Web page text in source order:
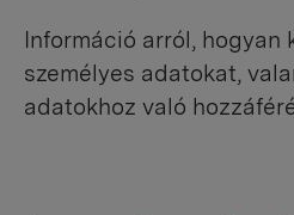
Információ arról, hogyan
személyes adatokat,
adatokhoz való